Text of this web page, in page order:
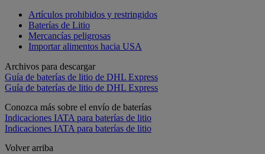
Artículos prohibidos y restringidos
Baterías de Litio
Mercancías peligrosas
Importar alimentos hacia USA
Archivos para descargar
Guía de baterías de litio de DHL Express
Guía de baterías de litio de DHL Express
Conozca más sobre el envío de baterías
Indicaciones IATA para baterías de litio
Indicaciones IATA para baterías de litio
Volver arriba